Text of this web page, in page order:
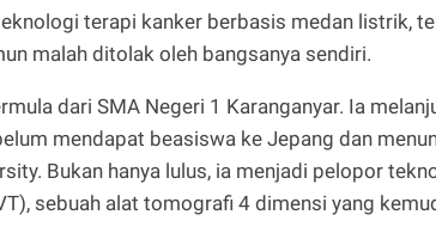
terapi kanker berbasis medan listrik,
malah ditolak oleh bangsanya sendiri.
dari SMA Negeri 1 Karanganyar. Ia
mendapat beasiswa ke Jepang dan
Bukan hanya lulus, ia menjadi pelopor
sebuah alat tomografi 4 dimensi yang